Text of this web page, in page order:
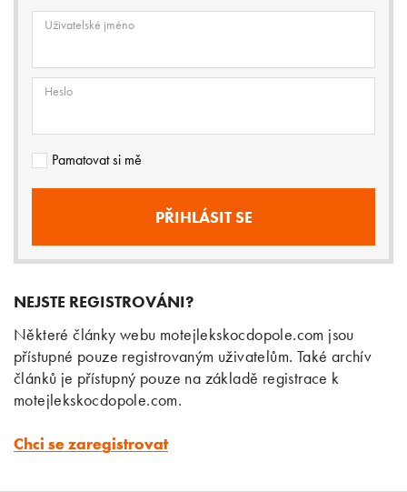
Uživatelské jméno
Heslo
Pamatovat si mě
NEJSTE REGISTROVÁNI?
Některé články webu motejlekskocdopole.com jsou
přístupné pouze registrovaným uživatelům. Také archív
článků je přístupný pouze na základě registrace k
motejlekskocdopole.com.
Chci se zaregistrovat